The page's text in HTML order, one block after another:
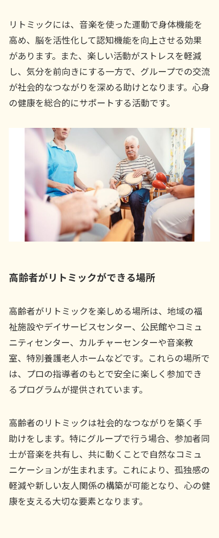
リトミックには、音楽を使った運動で身体機能を
高め、脳を活性化して認知機能を向上させる効果
があります。また、楽しい活動がストレスを軽減
し、気分を前向きにする一方で、グループでの交流
が社会的なつながりを深める助けとなります。心身
の健康を総合的にサポートする活動です。
高齢者がリトミックができる場所
高齢者がリトミックを楽しめる場所は、地域の福
祉施設やデイサービスセンター、公民館やコミュ
ニティセンター、カルチャーセンターや音楽教
室、特別養護老人ホームなどです。これらの場所で
は、プロの指導者のもとで安全に楽しく参加でき
るプログラムが提供されています。
高齢者のリトミックは社会的なつながりを築く手
助けをします。特にグループで行う場合、参加者同
士が音楽を共有し、共に動くことで自然なコミュ
ニケーションが生まれます。これにより、孤独感の
軽減や新しい友人関係の構築が可能となり、心の健
康を支える大切な要素となります。